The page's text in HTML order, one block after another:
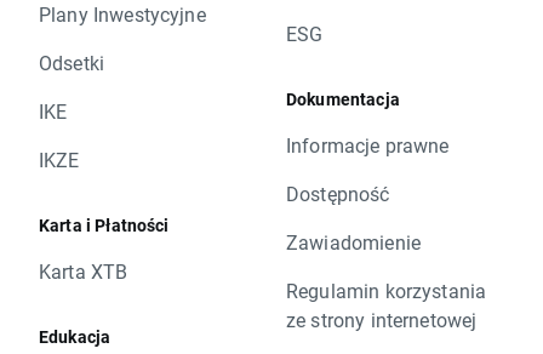
Plany Inwestycyjne
Odsetki
IKE
IKZE
Karta i Płatności
Karta XTB
Edukacja
ESG
Dokumentacja
Informacje prawne
Dostępność
Zawiadomienie
Regulamin korzystania
ze strony internetowej